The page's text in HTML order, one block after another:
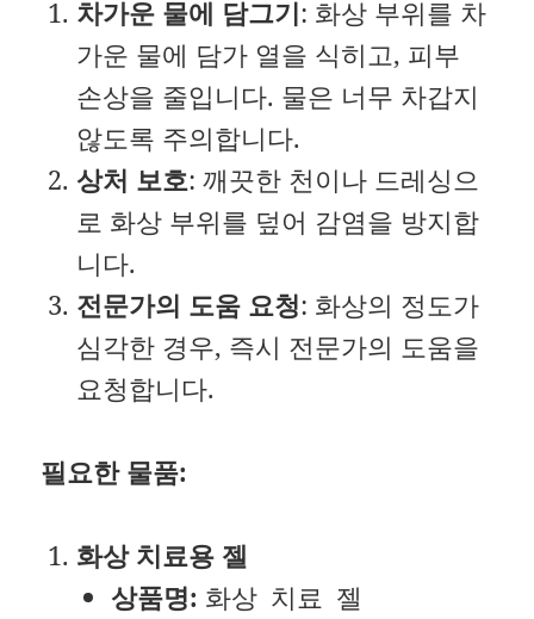
차가운 물에 담그기: 화상 부위를 차
가운 물에 담가 열을 식히고, 피부
손상을 줄입니다. 물은 너무 차갑지
않도록 주의합니다.
상처 보호: 깨끗한 천이나 드레싱으
로 화상 부위를 덮어 감염을 방지합
니다.
전문가의 도움 요청: 화상의 정도가
심각한 경우, 즉시 전문가의 도움을
요청합니다.
필요한 물품:
화상 치료용 젤
상품명: 화상 치료 젤